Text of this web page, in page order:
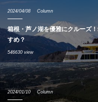
2024/04/08 Column
箱根・芦ノ湖を優雅にクルーズ
すめ？
546630 view
2024/01/10 Column